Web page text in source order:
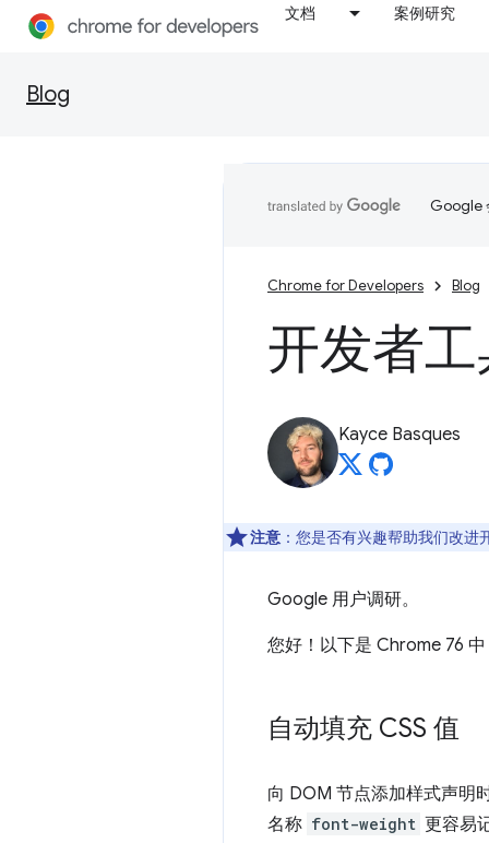
文档 案例研究
Blog
Google
Chrome for Developers Blog
开发者
Kayce Basques
注意 ：您是否有兴趣帮助我们改进
Google 用户调研。
您好！以下是 Chrome 76 中
自动填充 CSS 值
向 DOM 节点添加样式声明
名称 font-weight 更容易